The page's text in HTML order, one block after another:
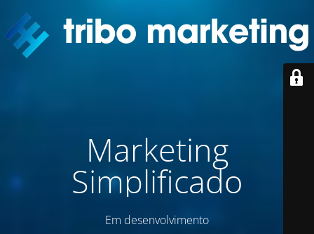
Marketing
Simplificado
Em desenvolvimento